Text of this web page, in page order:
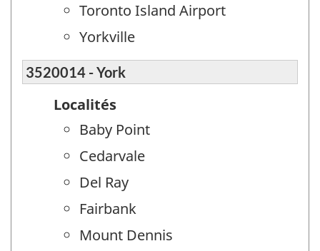
Toronto Island Airport
Yorkville
3520014 - York
Localités
Baby Point
Cedarvale
Del Ray
Fairbank
Mount Dennis